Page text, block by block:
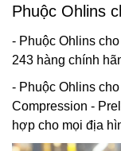
Phuộc Ohlins
- Phuộc Ohlins
243 hàng chính
- Phuộc Ohlins
Compression -
hợp cho mọi địa